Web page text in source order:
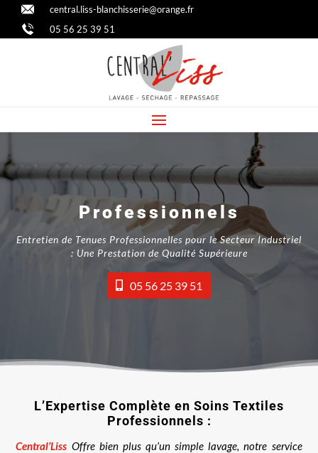
central.liss-blanchisserie@orange.fr
05 56 25 39 51
Professionnels
Entretien de Tenues Professionnelles pour le Secteur Industriel
: Une Prestation de Qualité Supérieure
05 56 25 39 51
L’Expertise Complète en Soins Textiles
Professionnels :
Central’Liss Offre bien plus qu’un simple lavage, notre service